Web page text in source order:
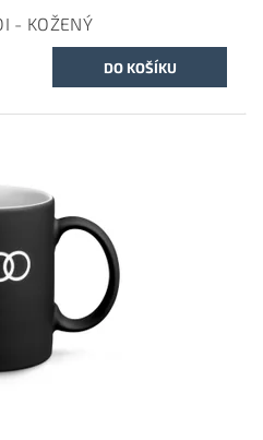
- KOŽENÝ